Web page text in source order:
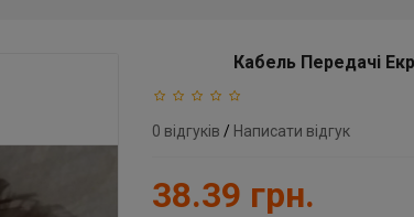
Кабель Передачі
0 відгуків / Написати відгук
38.39 грн.